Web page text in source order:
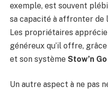
exemple, est souvent
sa capacité à affronter de
Les propriétaires
généreux qu’il offre,
et son système Stow’n Go
Un autre aspect à ne pas